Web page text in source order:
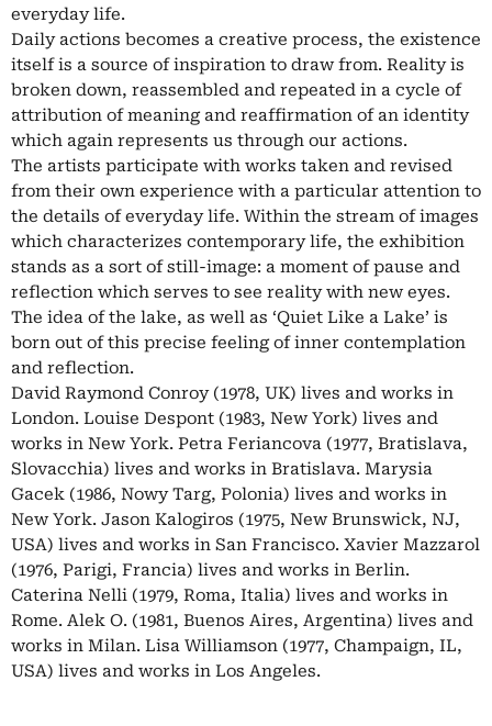
everyday life.
Daily actions becomes a creative process, the existence
itself is a source of inspiration to draw from. Reality is
broken down, reassembled and repeated in a cycle of
attribution of meaning and reaffirmation of an identity
which again represents us through our actions.
The artists participate with works taken and revised
from their own experience with a particular attention to
the details of everyday life. Within the stream of images
which characterizes contemporary life, the exhibition
stands as a sort of still-image: a moment of pause and
reflection which serves to see reality with new eyes.
The idea of the lake, as well as ‘Quiet Like a Lake’ is
born out of this precise feeling of inner contemplation
and reflection.
David Raymond Conroy (1978, UK) lives and works in
London. Louise Despont (1983, New York) lives and
works in New York. Petra Feriancova (1977, Bratislava,
Slovacchia) lives and works in Bratislava. Marysia
Gacek (1986, Nowy Targ, Polonia) lives and works in
New York. Jason Kalogiros (1975, New Brunswick, NJ,
USA) lives and works in San Francisco. Xavier Mazzarol
(1976, Parigi, Francia) lives and works in Berlin.
Caterina Nelli (1979, Roma, Italia) lives and works in
Rome. Alek O. (1981, Buenos Aires, Argentina) lives and
works in Milan. Lisa Williamson (1977, Champaign, IL,
USA) lives and works in Los Angeles.